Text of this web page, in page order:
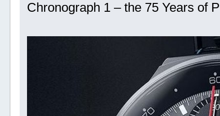
Chronograph 1 – the 75 Years of